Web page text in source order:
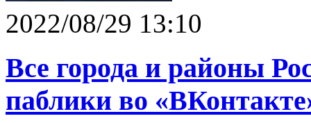
2022/08/29 13:10
Все города и районы
паблики во